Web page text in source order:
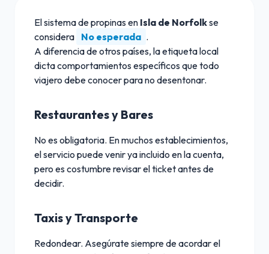
El sistema de propinas en Isla de Norfolkse
considera No esperada .
A diferencia de otros países, la etiqueta local
dicta comportamientos específicos que todo
viajero debe conocer para no desentonar.
Restaurantes y Bares
No es obligatoria. En muchos establecimientos,
el servicio puede venir ya incluido en la cuenta,
pero es costumbre revisar el ticket antes de
decidir.
Taxis y Transporte
Redondear. Asegúrate siempre de acordar el